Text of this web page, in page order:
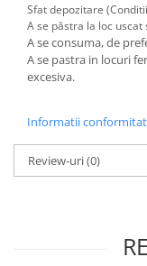
Sfat depozitare
A se păstra la loc
A se consuma, de
A se pastra in locuri
excesiva.
Informatii
Review-uri(0)